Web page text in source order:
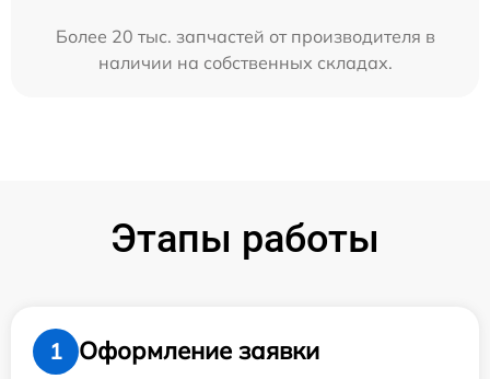
Более 20 тыс. запчастей от производителя в
наличии на собственных складах.
Этапы работы
1
Оформление заявки